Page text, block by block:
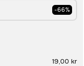
-66%
19,00 kr